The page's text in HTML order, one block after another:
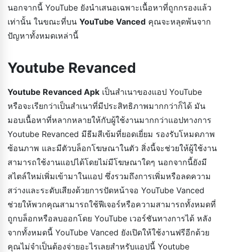
นอกจากนี้ YouTube ยังนำเสนอเฉพาะเนื้อหาที่ถูกกรองแล้ว
เท่านั้น ในขณะที่บน YouTube Vanced คุณจะหลุดพ้นจาก
ปัญหาทั้งหมดเหล่านี้
Youtube Revanced
Youtube Revanced Apk เป็นสำเนาของแอป YouTube
หรือจะเรียกว่าเป็นสำเนาที่มีประสิทธิภาพมากกว่าก็ได้ มัน
มอบเนื้อหาที่หลากหลายให้กับผู้ใช้งานมากกว่าแอปทางการ
Youtube Revanced มีธีมสีเข้มที่ยอดเยี่ยม รองรับโหมดภาพ
ซ้อนภาพ และมีตัวบล็อกโฆษณาในตัว สิ่งนี้จะช่วยให้ผู้ใช้งาน
สามารถใช้งานแอปได้โดยไม่มีโฆษณาใดๆ นอกจากนี้ยังมี
สไตล์ใหม่เพิ่มเข้ามาในแอป ซึ่งรวมถึงการเพิ่มหรือลดความ
สว่างและระดับเสียงด้วยการปัดหน้าจอ YouTube Vanced
ช่วยให้พวกคุณสามารถใช้ฟีเจอร์หรือความสามารถทั้งหมดที่
ถูกบล็อกหรือลบออกโดย YouTube เวอร์ชันทางการได้ หลัง
จากทั้งหมดนี้ YouTube Vanced ยังเปิดให้ใช้งานฟรีอีกด้วย
คุณไม่จำเป็นต้องจ่ายอะไรเลยสำหรับแอปนี้ Youtube